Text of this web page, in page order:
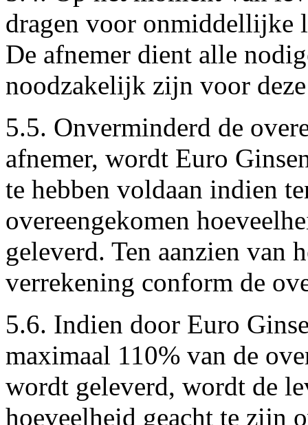
dragen voor onmiddellijke
De afnemer dient alle
noodzakelijk zijn voor
5.5. Onverminderd de
afnemer, wordt Euro
te hebben voldaan indien
overeengekomen
geleverd. Ten aanzien van
verrekening conform de
5.6. Indien door Euro
maximaal 110% van de
wordt geleverd, wordt de
hoeveelheid geacht te zijn